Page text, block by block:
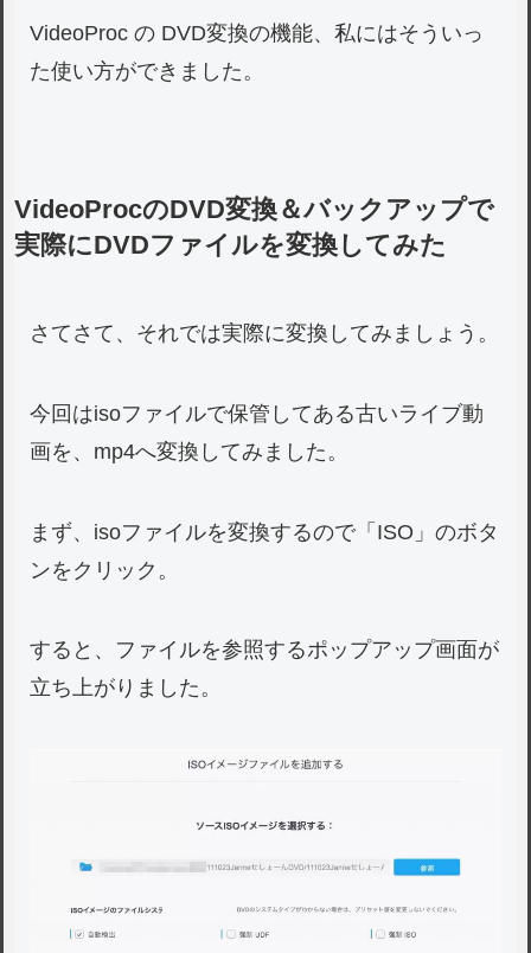
VideoProc の DVD変換の機能、私にはそういっ
た使い方ができました。
VideoProcのDVD変換＆バックアップで
実際にDVDファイルを変換してみた
さてさて、それでは実際に変換してみましょう。
今回はisoファイルで保管してある古いライブ動
画を、mp4へ変換してみました。
まず、isoファイルを変換するので「ISO」のボタ
ンをクリック。
すると、ファイルを参照するポップアップ画面が
立ち上がりました。